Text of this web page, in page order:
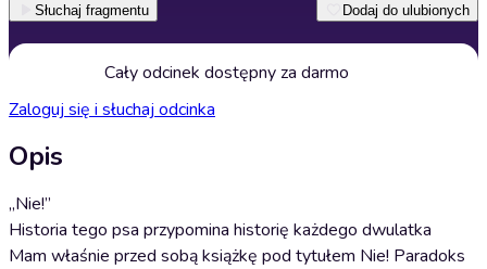
Słuchaj fragmentu Dodaj do ulubionych
Cały odcinek dostępny za darmo
Zaloguj się i słuchaj odcinka
Opis
„Nie!”
Historia tego psa przypomina historię każdego dwulatka
Mam właśnie przed sobą książkę pod tytułem Nie! Paradoks